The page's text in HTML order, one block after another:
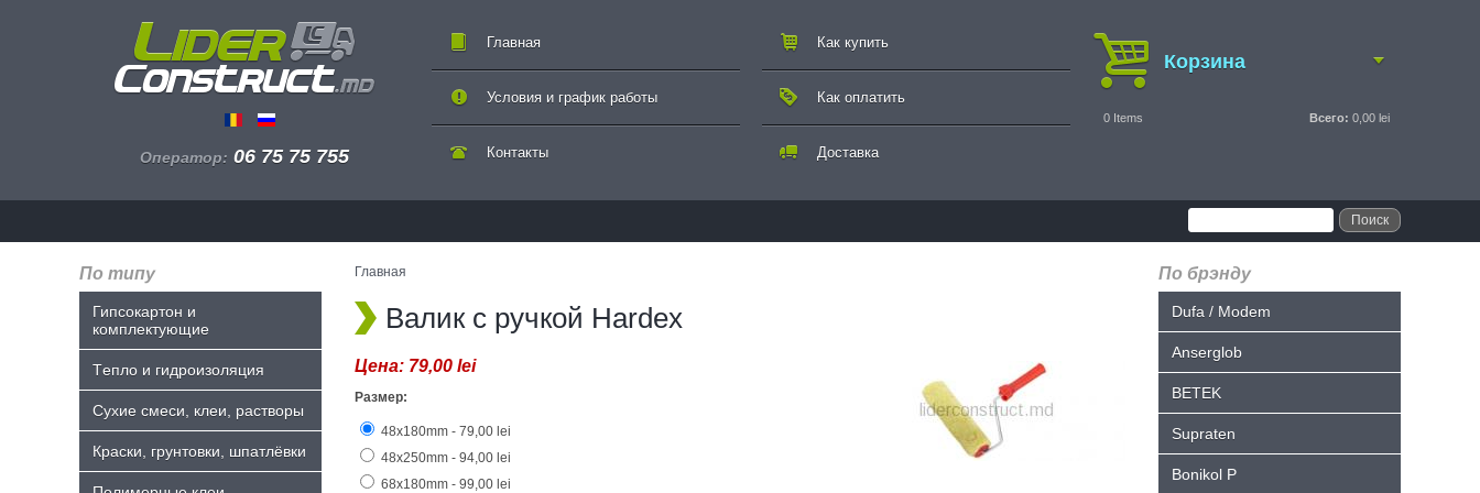
Оператор: 06 75 75 755
Главная
Контакты
Как купить
Как оплатить
Доставка
Условия и график работы
Корзина
0 Items Всего: 0,00 lei
По типу
Гипсокартон и
комплектующие
Tепло и гидроизоляция
Сухие смеси, клеи, растворы
Краски, грунтовки, шпатлёвки
Главная
Валик с ручкой Hardex
Цена: 79,00 lei
Размер:
48x180mm - 79,00 lei
48x250mm - 94,00 lei
68x180mm - 99,00 lei
По брэнду
Dufa / Modem
Anserglob
BETEK
Supraten
Bonikol P